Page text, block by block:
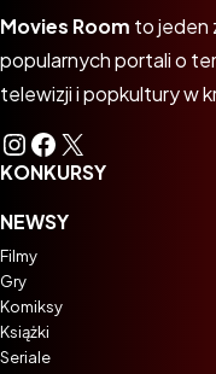
Movies Room to jeden
popularnych portali o
telewizji i popkultury w
Instagram
Facebook
X
KONKURSY
NEWSY
Filmy
Gry
Komiksy
Książki
Seriale